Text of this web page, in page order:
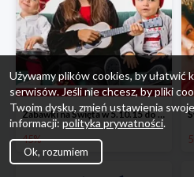
Zabawki na Święta w 5.10.15 do -45%
45%
Używamy plików cookies, by ułatwić
serwisów. Jeśli nie chcesz, by pliki
Twoim dysku, zmień ustawienia
informacji: polityka prywatności.
Ok, rozumiem